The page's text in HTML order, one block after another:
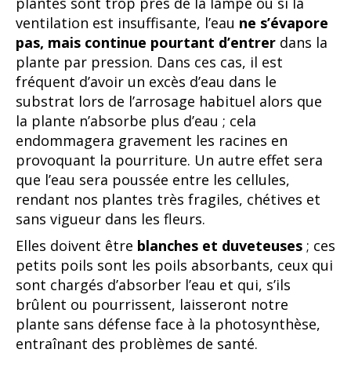
ventilation est insuffisante, l’eau ne s’évapore
pas, mais continue pourtant d’entrer dans la
plante par pression. Dans ces cas, il est
fréquent d’avoir un excès d’eau dans le
substrat lors de l’arrosage habituel alors que
la plante n’absorbe plus d’eau ; cela
endommagera gravement les racines en
provoquant la pourriture. Un autre effet sera
que l’eau sera poussée entre les cellules,
rendant nos plantes très fragiles, chétives et
sans vigueur dans les fleurs.
Elles doivent être blanches et duveteuses ; ces
petits poils sont les poils absorbants, ceux qui
sont chargés d’absorber l’eau et qui, s’ils
brûlent ou pourrissent, laisseront notre
plante sans défense face à la photosynthèse,
entraînant des problèmes de santé.